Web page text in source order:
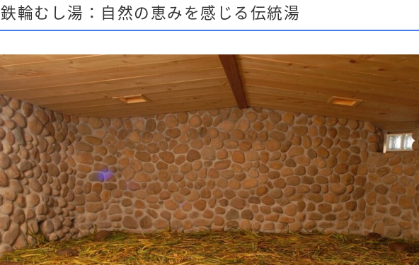
鉄輪むし湯：自然の恵みを感じる伝統湯